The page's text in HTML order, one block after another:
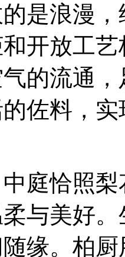
是浪漫
开放工
的流通
佐料，
恰照梨
与美好
缘。柏